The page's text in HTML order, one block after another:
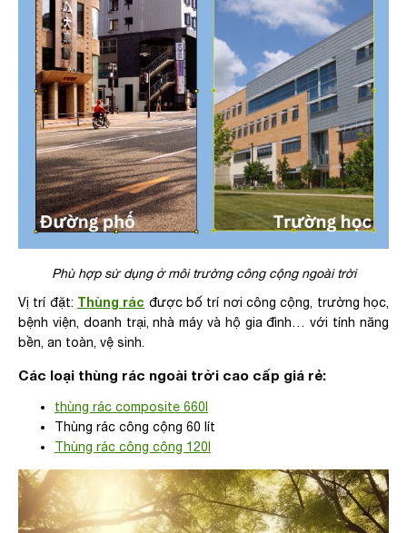
Phù hợp sử dụng ở môi trường công cộng ngoài trời
Vị trí đặt: Thùng rác được bố trí nơi công cộng, trường học,
bệnh viện, doanh trại, nhà máy và hộ gia đình… với tính năng
bền, an toàn, vệ sinh.
Các loại thùng rác ngoài trời cao cấp giá rẻ:
thùng rác composite 660l
Thùng rác công cộng 60 lít
Thùng rác công cộng 120l